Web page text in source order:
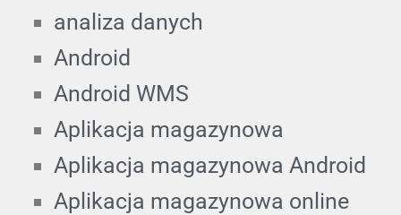
analiza danych
Android
Android WMS
Aplikacja magazynowa
Aplikacja magazynowa Android
Aplikacja magazynowa online